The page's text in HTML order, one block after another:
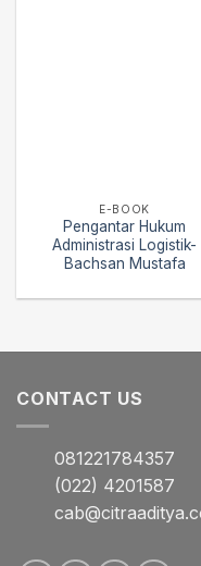
E-BOOK
Pengantar Hukum
Administrasi Logistik-
Bachsan Mustafa
CONTACT US
081221784357
(022) 4201587